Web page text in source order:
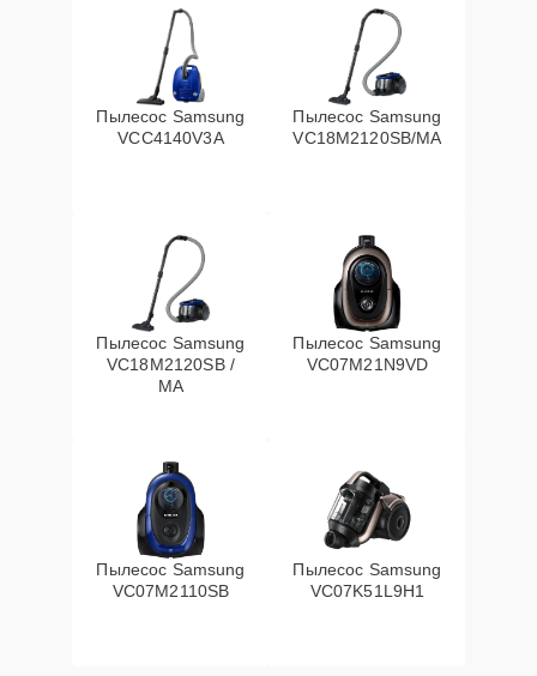
Пылесос Samsung
VCC4140V3A
Пылесос Samsung
VC18M2120SB/MA
Пылесос Samsung
VC18M2120SB /
MA
Пылесос Samsung
VC07M21N9VD
Пылесос Samsung
VC07M2110SB
Пылесос Samsung
VC07K51L9H1